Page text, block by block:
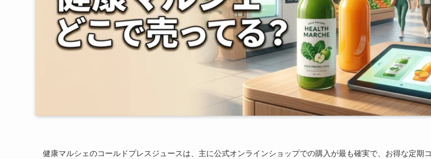
健康マルシェのコールドプレスジュースは、主に公式オンラインショップでの購入が最も確実で、お得な定期コ